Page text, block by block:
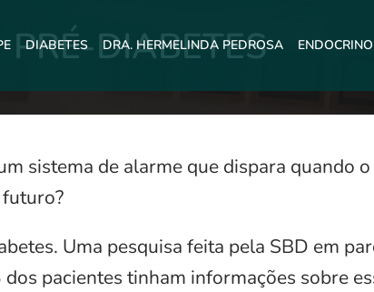
DIABETES DRA. HERMELINDA PEDROSA
PRÉ-DIABETES
sistema de alarme que dispara quando
Uma pesquisa feita pela SBD em
pacientes tinham informações sobre